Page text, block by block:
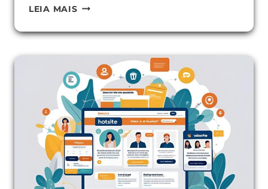
LEIA MAISO
BIO
DO
INSTAGRAM
E
COMO
ELA
DEFINE